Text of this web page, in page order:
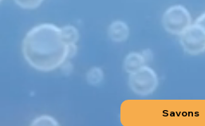
Savons